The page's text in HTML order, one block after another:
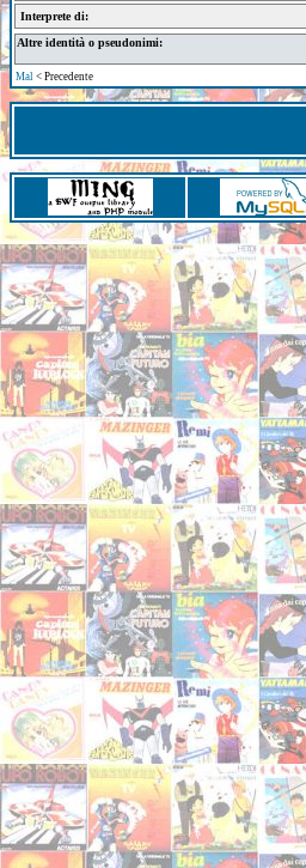
Interprete di:
Altre identità o pseudonimi:
Mal < Precedente